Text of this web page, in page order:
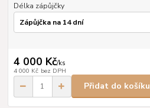
Délka zápůjčky
4 000 Kč/ks
4 000 Kč bez DPH
Přidat do košíku